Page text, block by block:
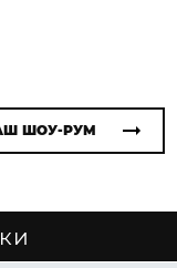
ШОУ-РУМ